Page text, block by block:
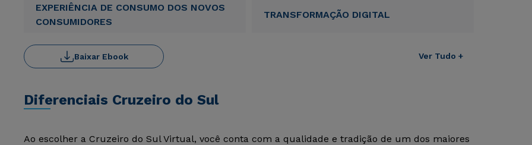
EXPERIÊNCIA DE CONSUMO DOS NOVOS
CONSUMIDORES
TRANSFORMAÇÃO DIGITAL
Ver Tudo +
Baixar Ebook
Diferenciais Cruzeiro do Sul
Ao escolher a Cruzeiro do Sul Virtual, você conta com a qualidade e tradição de um dos maiores